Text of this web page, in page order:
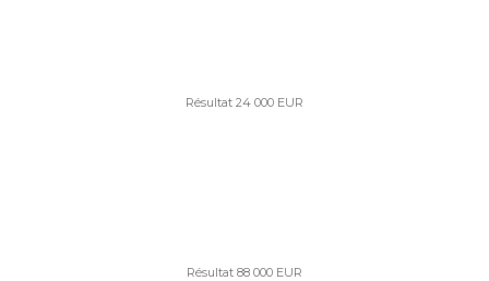
Résultat 24 000 EUR
Résultat 88 000 EUR